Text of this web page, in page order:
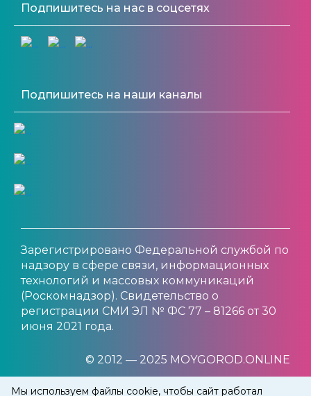
Мы используем файлы cookie, чтобы сайт работал
Подпишитесь на нас в соцсетях
Подпишитесь на наши каналы
Зарегистрировано Федеральной службой по
надзору в сфере связи, информационных
технологий и массовых коммуникаций
(Роскомнадзор). Свидетельство о
регистрации СМИ ЭЛ № ФС 77 – 81266 от 30
июня 2021 года.
© 2012 — 2025 MOYGOROD.ONLINE